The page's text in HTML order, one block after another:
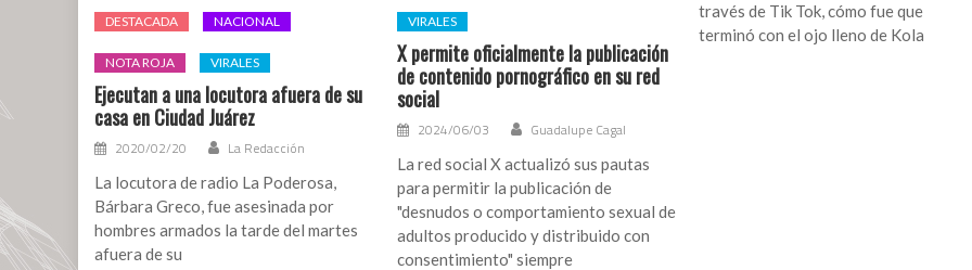
DESTACADA NACIONAL
NOTA ROJA VIRALES
Ejecutan a una locutora afuera de su
casa en Ciudad Juárez
2020/02/20 La Redacción
La locutora de radio La Poderosa,
Bárbara Greco, fue asesinada por
hombres armados la tarde del martes
afuera de su
VIRALES
X permite oficialmente la publicación
de contenido pornográfico en su red
social
2024/06/03 Guadalupe Cagal
La red social X actualizó sus pautas
para permitir la publicación de
"desnudos o comportamiento sexual de
adultos producido y distribuido con
consentimiento" siempre
través de Tik Tok, cómo fue que
terminó con el ojo lleno de Kola